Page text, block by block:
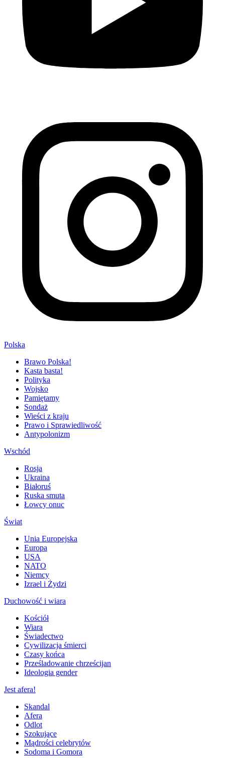
Polska
Brawo Polska!
Kasta basta!
Polityka
Wojsko
Pamiętamy
Sondaż
Wieści z kraju
Prawo i Sprawiedliwość
Antypolonizm
Wschód
Rosja
Ukraina
Białoruś
Ruska smuta
Łowcy onuc
Świat
Unia Europejska
Europa
USA
NATO
Niemcy
Izrael i Żydzi
Duchowość i wiara
Kościół
Wiara
Świadectwo
Cywilizacja śmierci
Czasy końca
Prześladowanie chrześcijan
Ideologia gender
Jest afera!
Skandal
Afera
Odlot
Szokujące
Mądrości celebrytów
Sodoma i Gomora